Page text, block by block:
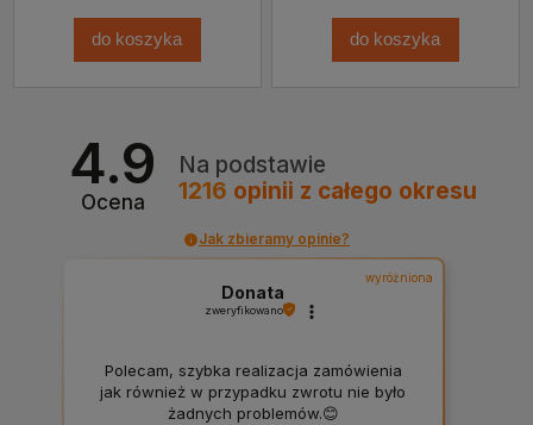
do koszyka do koszyka
4.9
Ocena
Na podstawie
1216 opinii z całego okresu
Jak zbieramy opinie?
wyróżniona
Donata
zweryfikowano
Polecam, szybka realizacja zamówienia
jak również w przypadku zwrotu nie było
żadnych problemów.😊